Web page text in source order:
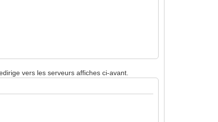
]
vers les serveurs affiches ci-avant.